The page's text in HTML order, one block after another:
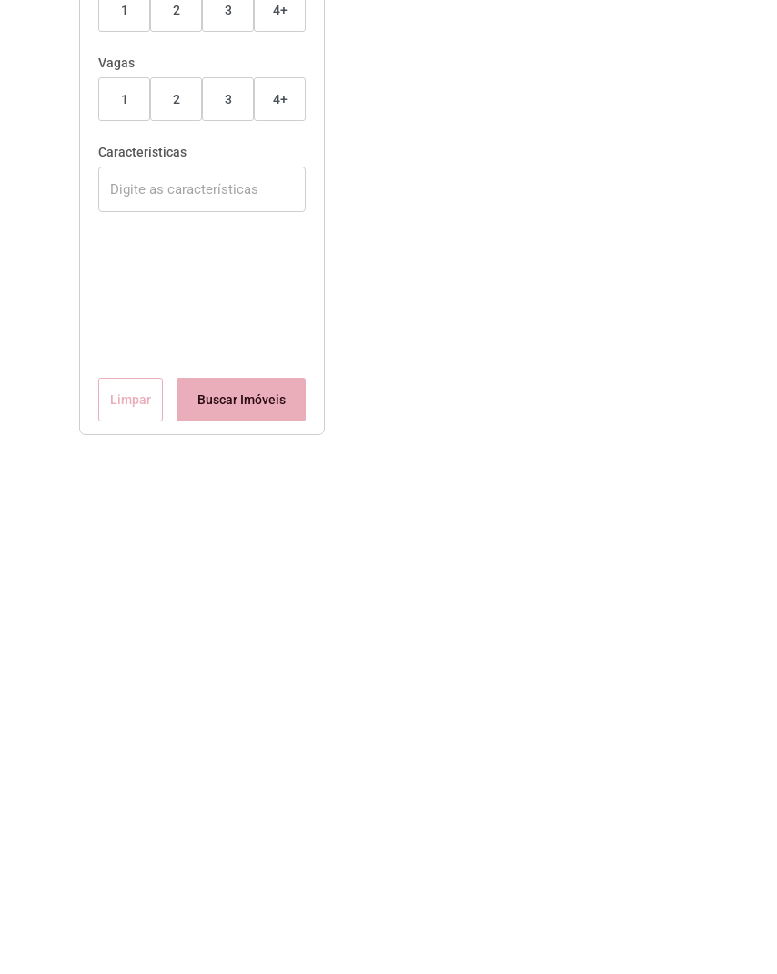
1 2 3 4+
Vagas
1 2 3 4+
Características
Limpar Buscar Imóveis